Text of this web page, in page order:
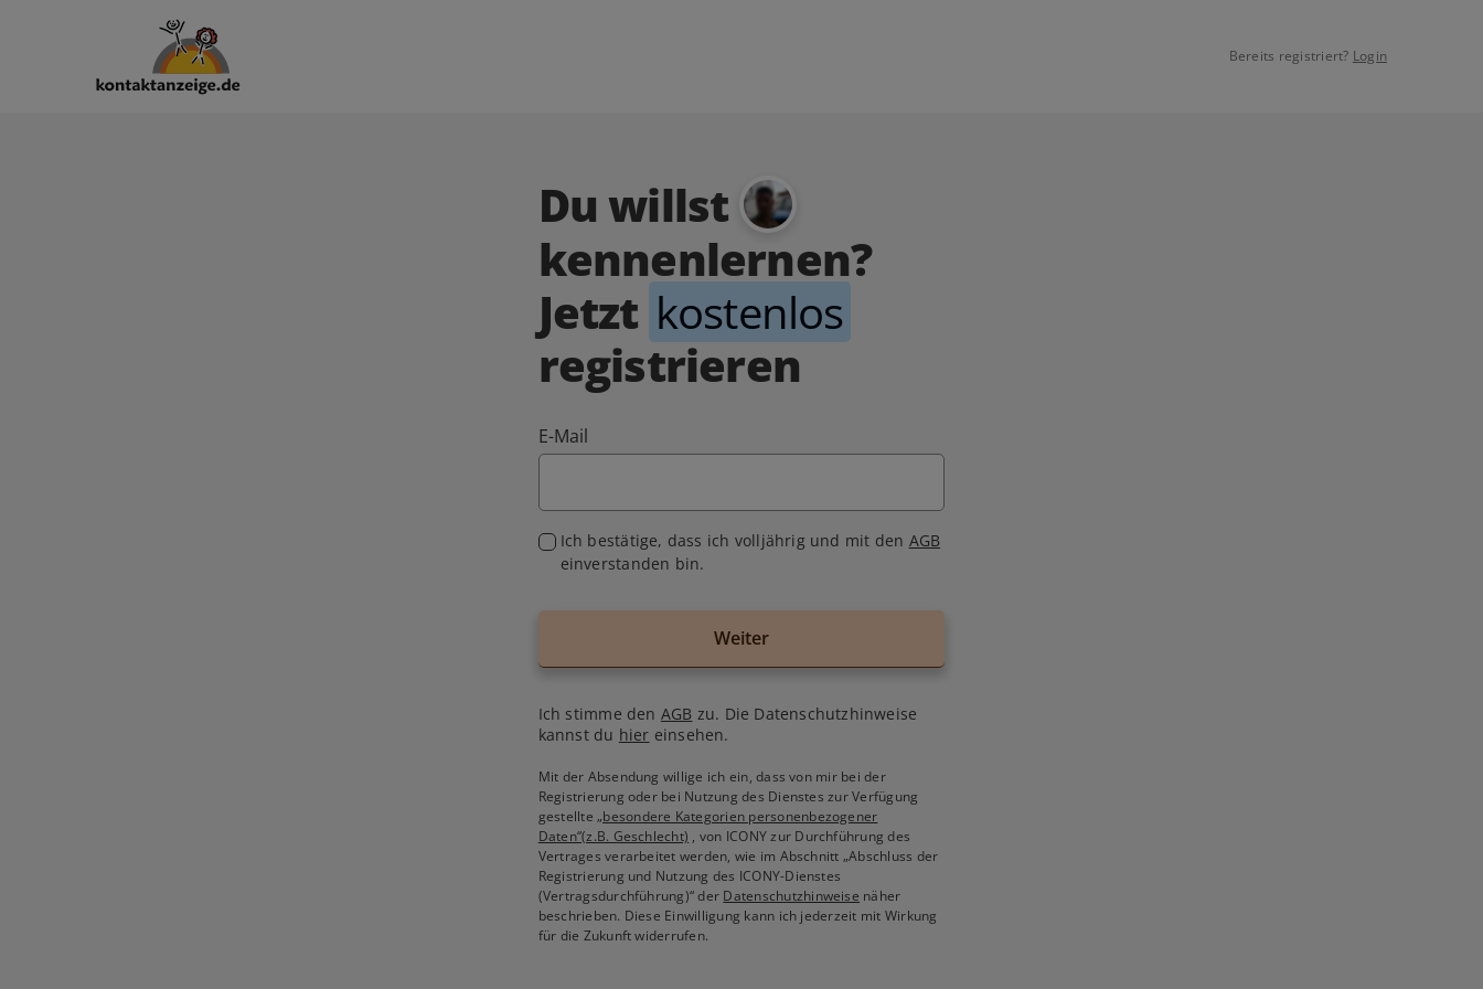
Bereits registriert? Login
Du willst
kennenlernen?
Jetzt kostenlos
registrieren
E-Mail
Ich bestätige, dass ich volljährig und mit den AGB
einverstanden bin.
Weiter
Ich stimme den AGB zu. Die Datenschutzhinweise
kannst du hier einsehen.
Mit der Absendung willige ich ein, dass von mir bei der
Registrierung oder bei Nutzung des Dienstes zur Verfügung
gestellte„besondere Kategorien personenbezogener
Daten“(z.B. Geschlecht) , von ICONY zur Durchführung des
Vertrages verarbeitet werden, wie im Abschnitt „Abschluss der
Registrierung und Nutzung des ICONY-Dienstes
(Vertragsdurchführung)“ der Datenschutzhinweise näher
beschrieben. Diese Einwilligung kann ich jederzeit mit Wirkung
für die Zukunft widerrufen.